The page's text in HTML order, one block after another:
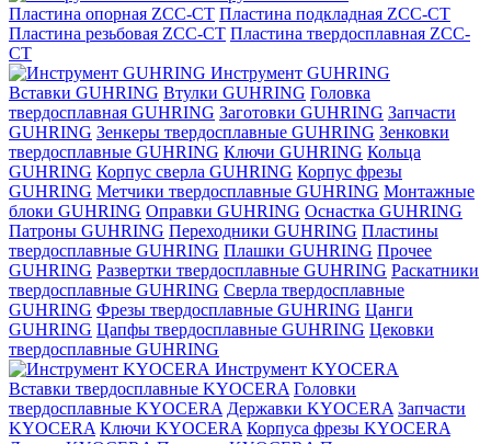
Пластина опорная ZCC-CT Пластина подкладная ZCC-CT
Пластина резьбовая ZCC-CT Пластина твердосплавная ZCC-
CT
Инструмент GUHRING
Вставки GUHRING Втулки GUHRING Головка
твердосплавная GUHRING Заготовки GUHRING Запчасти
GUHRING Зенкеры твердосплавные GUHRING Зенковки
твердосплавные GUHRING Ключи GUHRING Кольца
GUHRING Корпус сверла GUHRING Корпус фрезы
GUHRING Метчики твердосплавные GUHRING Монтажные
блоки GUHRING Оправки GUHRING Оснастка GUHRING
Патроны GUHRING Переходники GUHRING Пластины
твердосплавные GUHRING Плашки GUHRING Прочее
GUHRING Развертки твердосплавные GUHRING Раскатники
твердосплавные GUHRING Сверла твердосплавные
GUHRING Фрезы твердосплавные GUHRING Цанги
GUHRING Цапфы твердосплавные GUHRING Цековки
твердосплавные GUHRING
Инструмент KYOCERA
Вставки твердосплавные KYOCERA Головки
твердосплавные KYOCERA Державки KYOCERA Запчасти
KYOCERA Ключи KYOCERA Корпуса фрезы KYOCERA